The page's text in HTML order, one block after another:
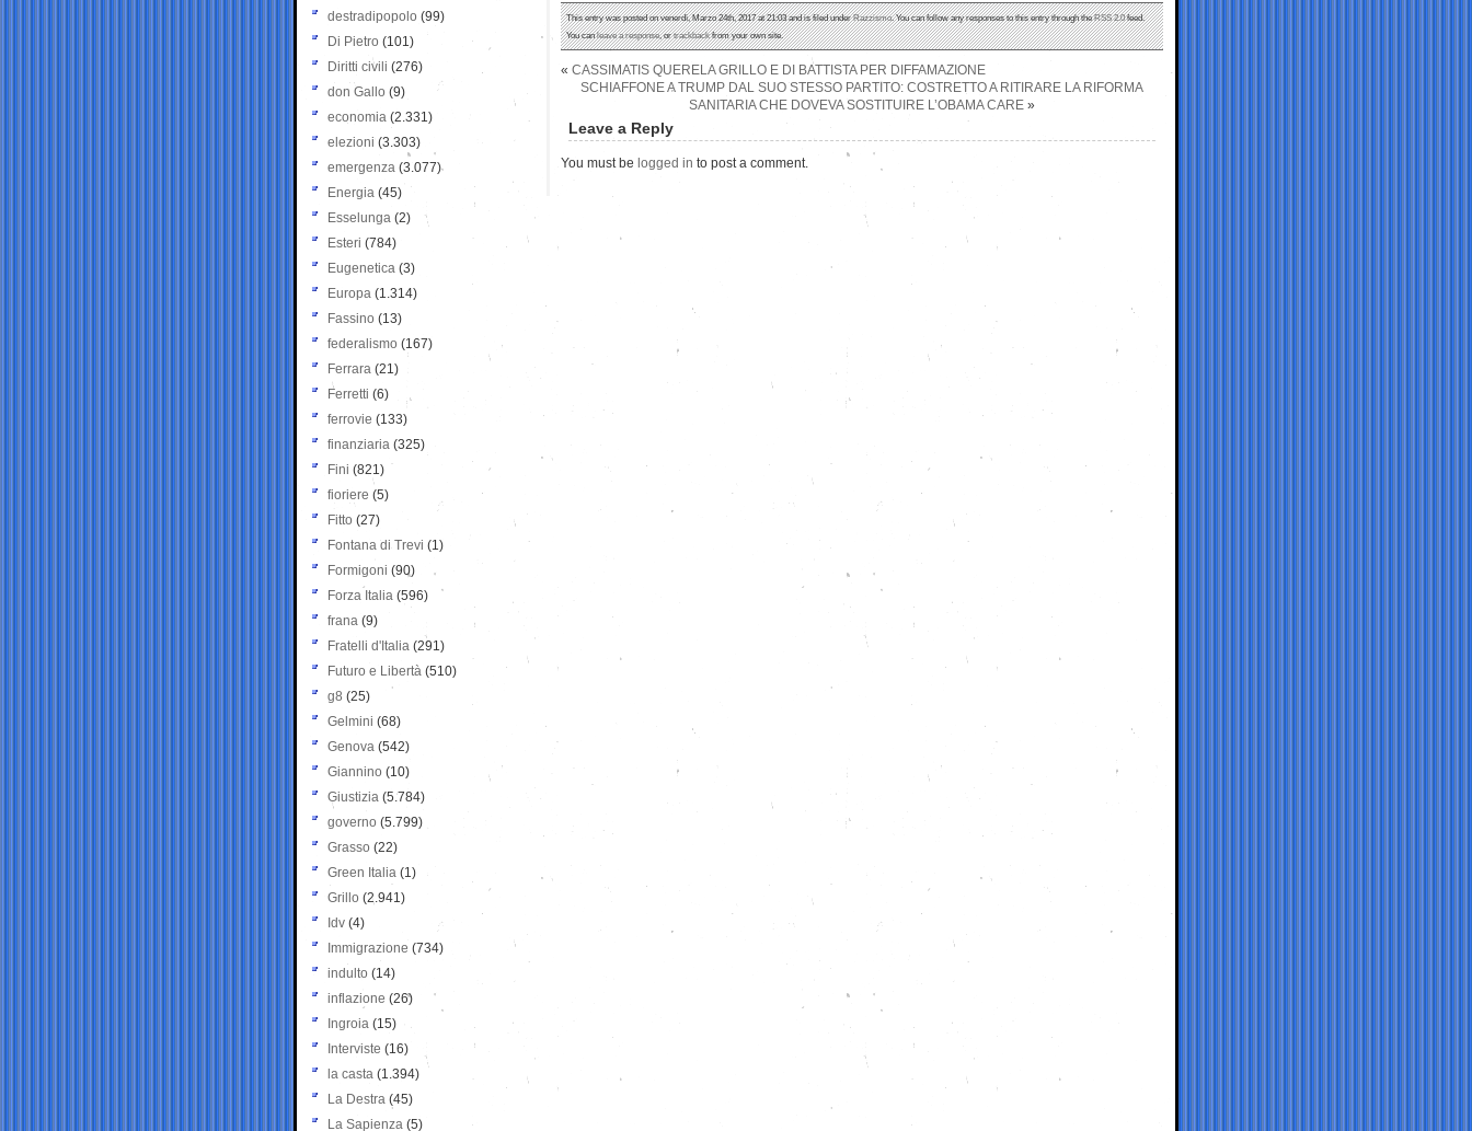
This entry was posted on venerdì, Marzo 24th, 2017 at 21:03 and is filed underRazzismo. You can follow any responses to this entry through theRSS 2.0feed.
You canleave a response, ortrackbackfrom your own site.
« CASSIMATIS QUERELA GRILLO E DI BATTISTA PER DIFFAMAZIONE
SCHIAFFONE A TRUMP DAL SUO STESSO PARTITO: COSTRETTO A RITIRARE LA RIFORMA
SANITARIA CHE DOVEVA SOSTITUIRE L’OBAMA CARE »
Leave a Reply
You must be logged in to post a comment.
destradipopolo (99)
Di Pietro (101)
Diritti civili (276)
don Gallo (9)
economia (2.331)
elezioni (3.303)
emergenza (3.077)
Energia (45)
Esselunga (2)
Esteri (784)
Eugenetica (3)
Europa (1.314)
Fassino (13)
federalismo (167)
Ferrara (21)
Ferretti (6)
ferrovie (133)
finanziaria (325)
Fini (821)
fioriere (5)
Fitto (27)
Fontana di Trevi (1)
Formigoni (90)
Forza Italia (596)
frana (9)
Fratelli d'Italia (291)
Futuro e Libertà (510)
g8 (25)
Gelmini (68)
Genova (542)
Giannino (10)
Giustizia (5.784)
governo (5.799)
Grasso (22)
Green Italia (1)
Grillo (2.941)
Idv (4)
Immigrazione (734)
indulto (14)
inflazione (26)
Ingroia (15)
Interviste (16)
la casta (1.394)
La Destra (45)
La Sapienza (5)